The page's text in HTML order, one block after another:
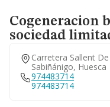
Cogeneracion
sociedad
Carretera Sallent
Sabiñánigo, Huesca
974483714
974483714